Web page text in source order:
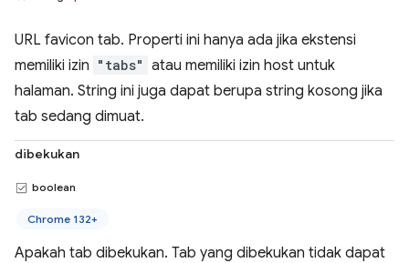
URL favicon tab. Properti ini hanya ada jika ekstensi
memiliki izin "tabs" atau memiliki izin host untuk
halaman. String ini juga dapat berupa string kosong jika
tab sedang dimuat.
dibekukan
boolean
Chrome 132+
Apakah tab dibekukan. Tab yang dibekukan tidak dapat